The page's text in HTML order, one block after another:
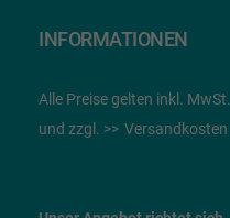
INFORMATIONEN
Alle Preise gelten inkl. MwSt.
und zzgl.
Versandkosten